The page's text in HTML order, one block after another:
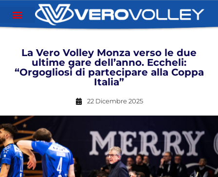
La Vero Volley Monza verso le due
ultime gare dell’anno. Eccheli:
“Orgogliosi di partecipare alla Coppa
Italia”
22 Dicembre 2025